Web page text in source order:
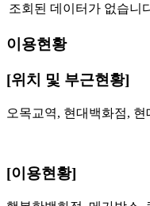
조회된 데이터가 없습니
이용현황
[위치 및 부근현황]
오목교역, 현대백화점, 현
[이용현황]